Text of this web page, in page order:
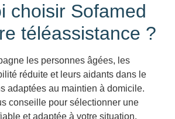
choisir Sofamed
téléassistance ?
les personnes âgées, les
réduite et leurs aidants dans le
adaptées au maintien à domicile.
conseille pour sélectionner une
et adaptée à votre situation.